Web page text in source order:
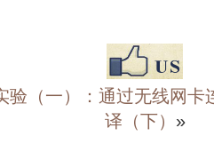
验（一）：通过无线网卡
译（下） »